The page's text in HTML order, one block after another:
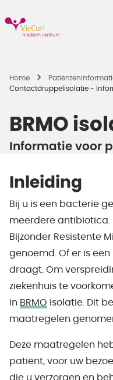
Home
Contactdruppelisolatie -
BRMO
Informatie voor
Inleiding
Bij u is een bacterie
meerdere antibiotica.
Bijzonder Resistente
genoemd. Of er is
draagt. Om
ziekenhuis te
in BRMO isolatie. Dit
maatregelen
Deze maatregelen
patiënt, voor uw
die u verzorgen en